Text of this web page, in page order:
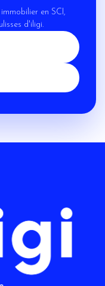
en SCI,
d'iligi.